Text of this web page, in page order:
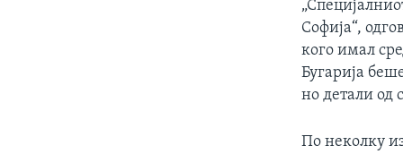
Софија“,
кого имал
Бугарија
но детали од
По неколку